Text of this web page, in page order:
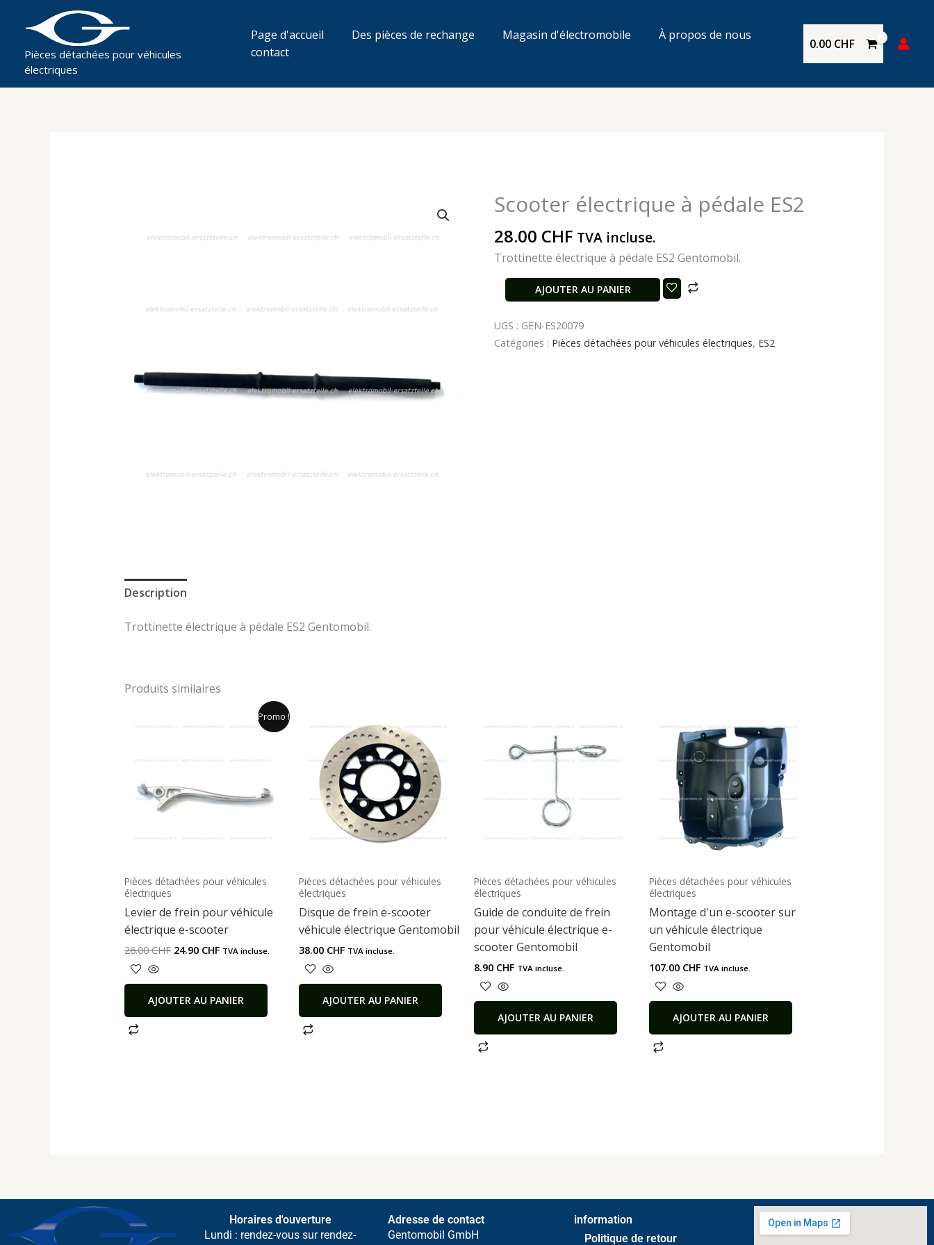
Pièces détachées pour véhicules
électriques
Page d'accueil Des pièces de rechange Magasin d'électromobile
À propos de nous
contact
0.00 CHF
Scooter électrique à pédale ES2
28.00 CHF TVA incluse.
Trottinette électrique à pédale ES2 Gentomobil.
quantité
de
Trettwelle
e-
AJOUTER AU PANIER
UGS : GEN-ES20079
Catégories : Pièces détachées pour véhicules électriques, ES2
Description
Trottinette électrique à pédale ES2 Gentomobil.
Produits similaires
Promo !
Pièces détachées pour véhicules
électriques
Levier de frein pour véhicule
électrique e-scooter
26.00CHF
prix
26.00 CHF.
24.90 CHF TVA incluse.
AJOUTER AU PANIER
Pièces détachées pour véhicules
électriques
Disque de frein e-scooter
véhicule électrique Gentomobil
38.00 CHF TVA incluse.
AJOUTER AU PANIER
Pièces détachées pour véhicules
électriques
Guide de conduite de frein
pour véhicule électrique e-
scooter Gentomobil
8.90 CHF TVA incluse.
AJOUTER AU PANIER
Pièces détachées pour véhicules
électriques
Montage d'un e-scooter sur
un véhicule électrique
Gentomobil
107.00 CHF TVA incluse.
AJOUTER AU PANIER
Horaires d'ouverture
Lundi : rendez-vous sur rendez-
Adresse de contact
Gentomobil GmbH
information
Politique de retour